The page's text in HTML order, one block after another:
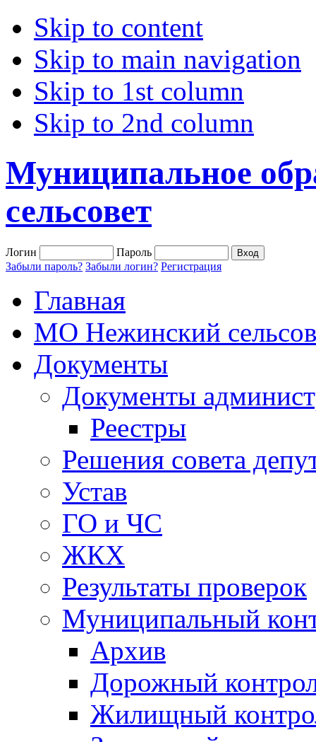
Skip to content
Skip to main navigation
Skip to 1st column
Skip to 2nd column
Муниципальное
сельсовет
Логин
Пароль
Забыли пароль? Забыли логин? Регистрация
Главная
МО Нежинский
Документы
Документы
Реестры
Решения совета
Устав
ГО и ЧС
ЖКХ
Результаты проверок
Муниципальный
Архив
Дорожный
Жилищный